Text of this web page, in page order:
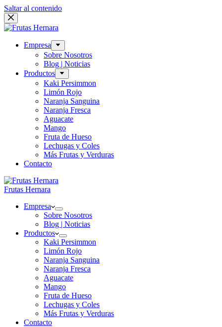
Saltar al contenido
Empresa
Sobre Nosotros
Blog | Noticias
Productos
Kaki Persimmon
Limón Rojo
Naranja Sanguina
Naranja Fresca
Aguacate
Mango
Fruta de Hueso
Lechugas y Coles
Más Frutas y Verduras
Contacto
Frutas Hernara
Empresa
Sobre Nosotros
Blog | Noticias
Productos
Kaki Persimmon
Limón Rojo
Naranja Sanguina
Naranja Fresca
Aguacate
Mango
Fruta de Hueso
Lechugas y Coles
Más Frutas y Verduras
Contacto